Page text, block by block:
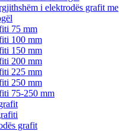
i elektrodës grafit me
75 mm
100 mm
150 mm
200 mm
225 mm
250 mm
75-250 mm
grafit